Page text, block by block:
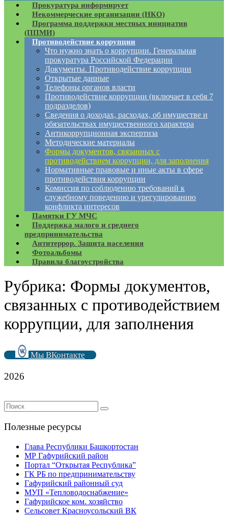
Прокуратура информирует
Некоммерческие организации (НКО)
Программа поддержки местных инициатив
(ППМИ)
Противодействие коррупции
Что нужно знать о коррупции. Генеральная
прокуратура Российской Федерации
Документы. Противодействие коррупции
Открытые данные
Телефоны органов власти
Противодействие коррупции (включает в себя 7
подразделов)
Сведения о доходах, расходах, об имуществе и
обязательствах имущественного характера
Антикоррупционная экспертиза
Методические материалы
Формы документов, связанных с
противодействием коррупции, для заполнения
Нормативные правовые и иные акты в сфере
противодействия коррупции
Комиссия по соблюдению требований к
служебному поведению и урегулированию
конфликта интересов
Памятки ГУ МЧС
Поддержка малого и среднего
предпринимательства
Антитеррор. Защита населения
Фотоальбомы
Правила благоустройства
Рубрика: Формы документов,
связанных с противодействием
коррупции, для заполнения
Мы ВКонтакте
2026
Полезные ресурсы
Глава Республики Башкортостан
МР Гафурийский район
Портал “Открытая Республика”
ГК РБ по предпринимательству
Гафурийский районный суд
МУП «Тепловодоснабжение»
Гафурийское ком. хозяйство
Сельсовет Красноусольский ВК